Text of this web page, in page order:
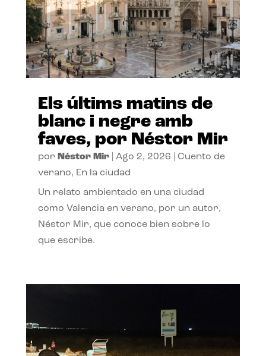
Els últims matins de
blanc i negre amb
faves, por Néstor Mir
por Néstor Mir| Ago 2, 2026
Cuento de
verano, En la ciudad
Un relato ambientado en una ciudad
como Valencia en verano, por un autor,
Néstor Mir, que conoce bien sobre lo
que escribe.